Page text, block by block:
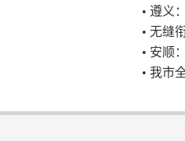
• 遵义
• 无缝
• 安顺
• 我市